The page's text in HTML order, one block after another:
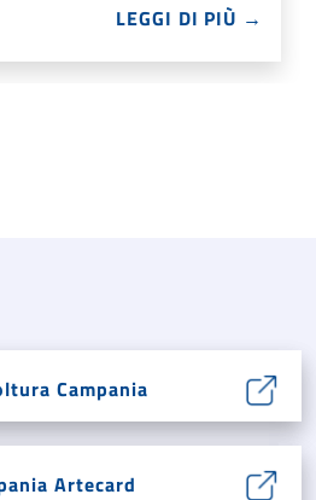
LEGGI DI PIÙ →
Campania
Artecard